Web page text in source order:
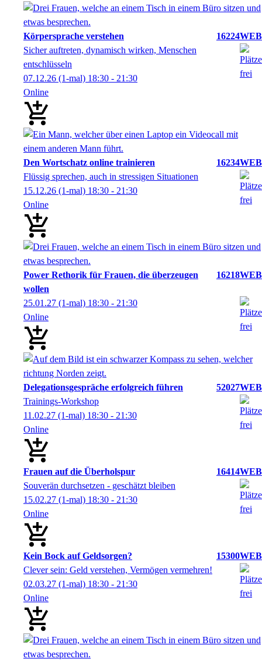
Körpersprache verstehen
16224WEB
Sicher auftreten, dynamisch wirken, Menschen
entschlüsseln
07.12.26 (1-mal) 18:30 - 21:30
Online
Den Wortschatz online trainieren
16234WEB
Flüssig sprechen, auch in stressigen Situationen
15.12.26 (1-mal) 18:30 - 21:30
Online
Power Rethorik für Frauen, die überzeugen
wollen
16218WEB
25.01.27 (1-mal) 18:30 - 21:30
Online
Delegationsgespräche erfolgreich führen
52027WEB
Trainings-Workshop
11.02.27 (1-mal) 18:30 - 21:30
Online
Frauen auf die Überholspur
16414WEB
Souverän durchsetzen - geschätzt bleiben
15.02.27 (1-mal) 18:30 - 21:30
Online
Kein Bock auf Geldsorgen?
15300WEB
Clever sein: Geld verstehen, Vermögen vermehren!
02.03.27 (1-mal) 18:30 - 21:30
Online